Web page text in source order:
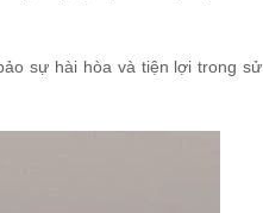
sự hài hòa và tiện lợi trong sử